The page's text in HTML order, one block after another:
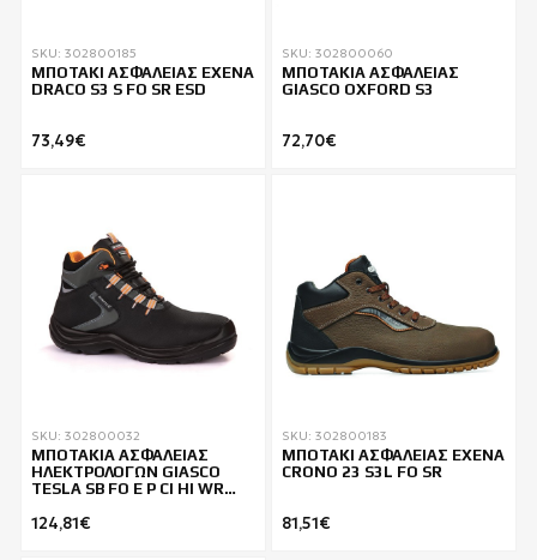
SKU: 302800185
ΜΠΟΤΑΚΙ ΑΣΦΑΛΕΙΑΣ EXENA
DRACO S3 S FO SR ESD
73,49€
SKU: 302800060
ΜΠΟΤΑΚΙΑ ΑΣΦΑΛΕΙΑΣ
GIASCO OXFORD S3
72,70€
SKU: 302800032
ΜΠΟΤΑΚΙΑ ΑΣΦΑΛΕΙΑΣ
ΗΛΕΚΤΡΟΛΟΓΩΝ GIASCO
TESLA SB FO E P CI HI WR
124,81€
SKU: 302800183
ΜΠΟΤΑΚΙ ΑΣΦΑΛΕΙΑΣ EXENA
CRONO 23 S3L FO SR
81,51€